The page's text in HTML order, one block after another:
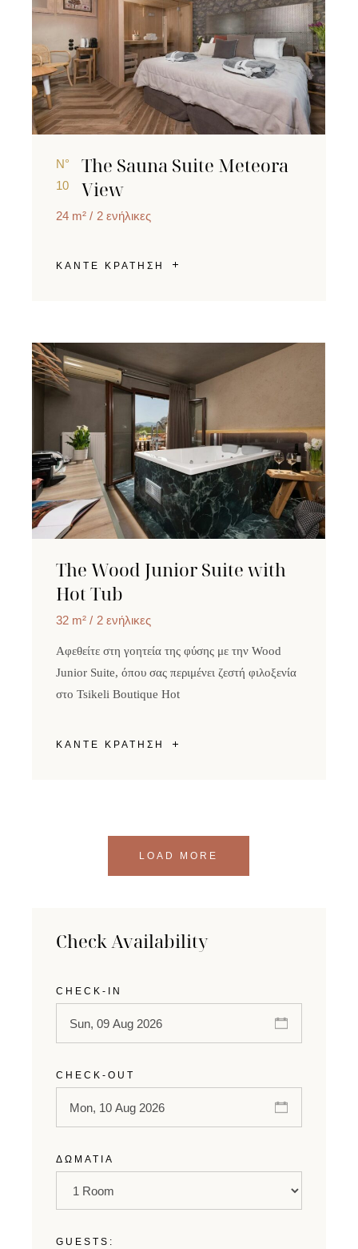
N°
10
The Sauna Suite Meteora
View
24 m² 2 ενήλικες
ΚΑΝΤΕ ΚΡΑΤΗΣΗ
The Wood Junior Suite with
Hot Tub
32 m² 2 ενήλικες
Αφεθείτε στη γοητεία της φύσης με την Wood
Junior Suite, όπου σας περιμένει ζεστή φιλοξενία
στο Tsikeli Boutique Hot
ΚΑΝΤΕ ΚΡΑΤΗΣΗ
LOAD MORE
Check Availability
CHECK-IN
CHECK-OUT
ΔΩΜΆΤΙΑ
GUESTS: